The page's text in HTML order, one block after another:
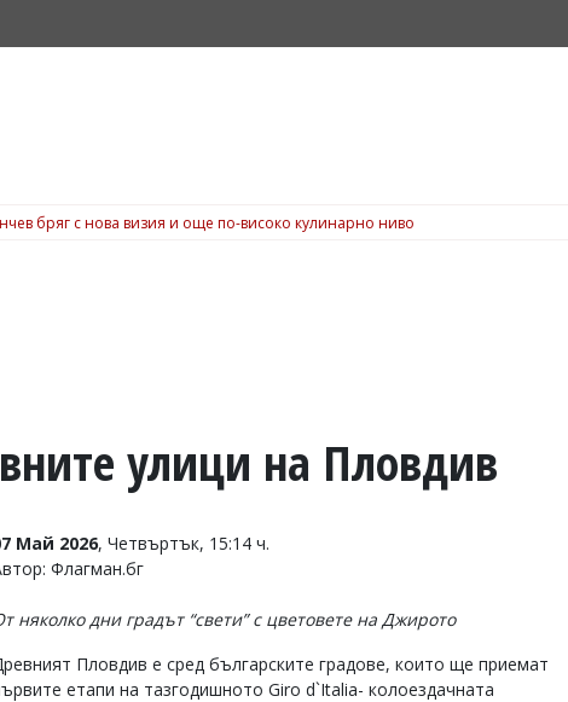
бряг с нова визия и още по-високо кулинарно ниво
улици на Пловдив
Май 2026, Четвъртък, 15:14 ч.
Флагман.бг
няколко дни градът “свети” с цветовете на Джирото
Пловдив е сред българските градове, които ще приемат
етапи на тазгодишното Giro d`Italia- колоездачната